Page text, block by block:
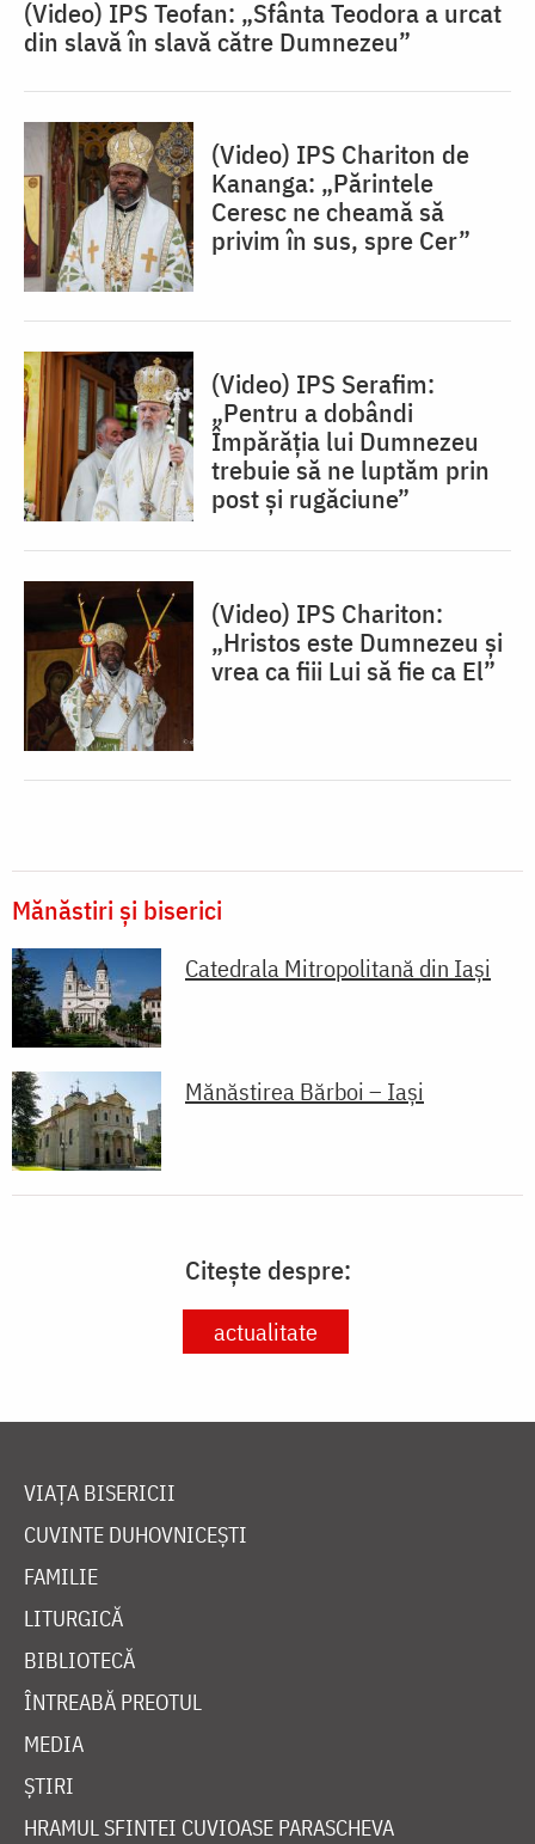
(Video) IPS Teofan: „Sfânta Teodora a urcat
din slavă în slavă către Dumnezeu”
(Video) IPS Chariton de
Kananga: „Părintele
Ceresc ne cheamă să
privim în sus, spre Cer”
(Video) IPS Serafim:
„Pentru a dobândi
Împărăția lui Dumnezeu
trebuie să ne luptăm prin
post și rugăciune”
(Video) IPS Chariton:
„Hristos este Dumnezeu și
vrea ca fiii Lui să fie ca El”
Mănăstiri și biserici
Catedrala Mitropolitană din Iaşi
Mănăstirea Bărboi – Iași
Citește despre:
actualitate
VIAȚA BISERICII
CUVINTE DUHOVNICEȘTI
FAMILIE
LITURGICĂ
BIBLIOTECĂ
ÎNTREABĂ PREOTUL
MEDIA
ȘTIRI
HRAMUL SFINTEI CUVIOASE PARASCHEVA